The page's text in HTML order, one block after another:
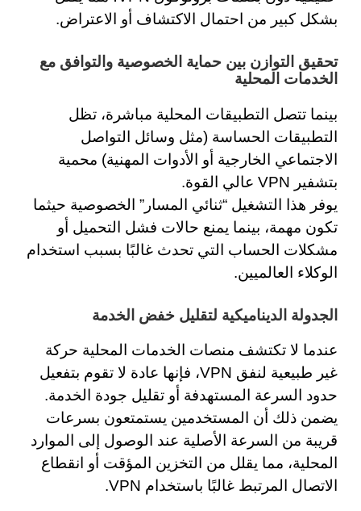
بشكل كبير من احتمال الاكتشاف أو الاعتراض.
تحقيق التوازن بين حماية الخصوصية والتوافق مع
الخدمات المحلية
بينما تتصل التطبيقات المحلية مباشرة، تظل
التطبيقات الحساسة (مثل وسائل التواصل
الاجتماعي الخارجية أو الأدوات المهنية) محمية
بتشفير VPN عالي القوة.
يوفر هذا التشغيل “ثنائي المسار” الخصوصية حيثما
تكون مهمة، بينما يمنع حالات فشل التحميل أو
مشكلات الحساب التي تحدث غالبًا بسبب استخدام
الوكلاء العالميين.
الجدولة الديناميكية لتقليل خفض الخدمة
عندما لا تكتشف منصات الخدمات المحلية حركة
غير طبيعية لنفق VPN، فإنها عادة لا تقوم بتفعيل
حدود السرعة المستهدفة أو تقليل جودة الخدمة.
يضمن ذلك أن المستخدمين يستمتعون بسرعات
قريبة من السرعة الأصلية عند الوصول إلى الموارد
المحلية، مما يقلل من التخزين المؤقت أو انقطاع
الاتصال المرتبط غالبًا باستخدام VPN.